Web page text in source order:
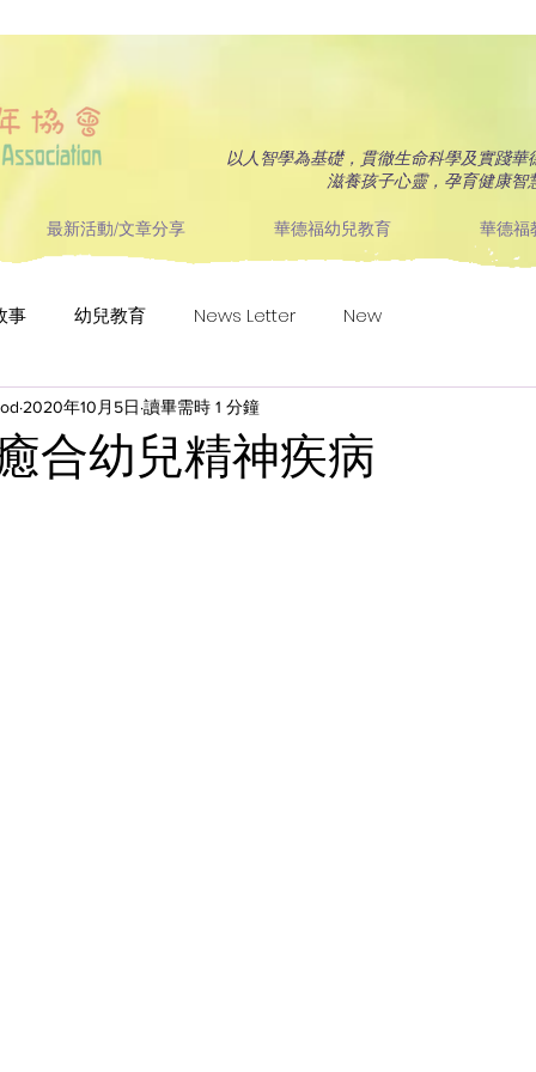
以人智學為基礎，貫徹生命科學及實踐華
滋養孩子心靈，孕育健康智
最新活動/文章分享 華德福幼兒教育 華德福
事 幼兒教育 News Letter New
合幼兒精神疾病
2020年10月5日 讀畢需時 1 分鐘